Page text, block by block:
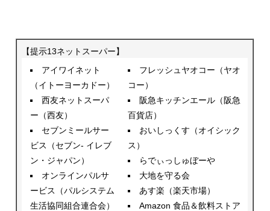
【提示13ネットスーパー】
アイワイネット
（イトーヨーカドー）
西友ネットスーパ
ー（西友）
セブンミールサー
ビス（セブン- イレブ
ン・ジャパン）
オンラインパルサ
ービス（パルシステム
生活協同組合連合会）
フレッシュヤオコー（ヤオ
コー）
阪急キッチンエール（阪急
百貨店）
おいしっくす（オイシック
ス）
らでぃっしゅぼーや
大地を守る会
あす楽（楽天市場）
Amazon 食品＆飲料ストア